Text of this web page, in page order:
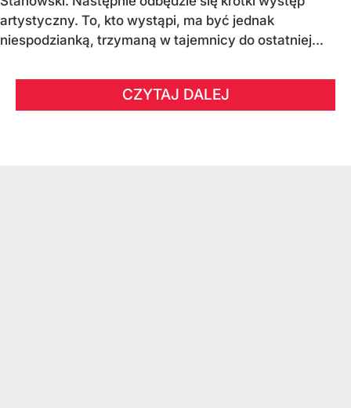
artystyczny. To, kto wystąpi, ma być jednak
niespodzianką, trzymaną w tajemnicy do ostatniej...
CZYTAJ DALEJ